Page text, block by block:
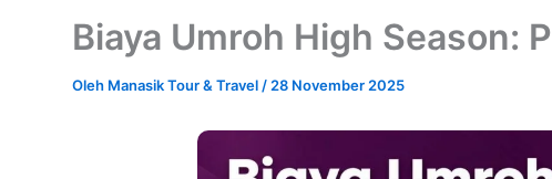
Biaya Umroh High Season:
Oleh Manasik Tour & Travel / 28 November 2025